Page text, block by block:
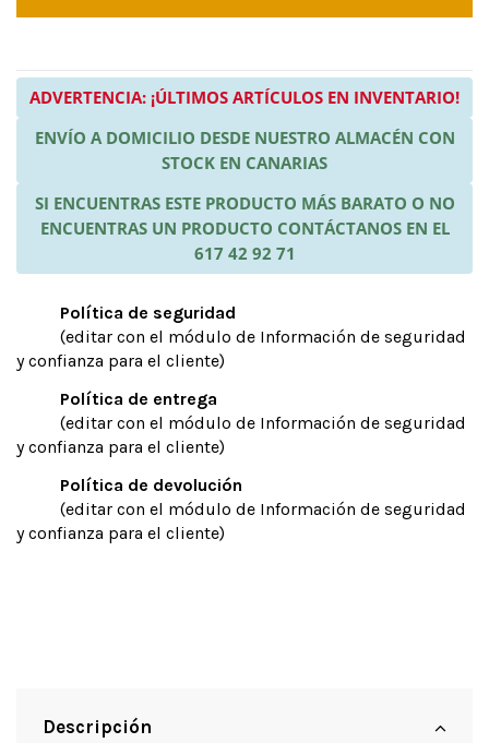
ADVERTENCIA: ¡ÚLTIMOS ARTÍCULOS EN INVENTARIO!
ENVÍO A DOMICILIO DESDE NUESTRO ALMACÉN CON
STOCK EN CANARIAS
SI ENCUENTRAS ESTE PRODUCTO MÁS BARATO O NO
ENCUENTRAS UN PRODUCTO CONTÁCTANOS EN EL
617 42 92 71
Política de seguridad
(editar con el módulo de Información de seguridad
y confianza para el cliente)
Política de entrega
(editar con el módulo de Información de seguridad
y confianza para el cliente)
Política de devolución
(editar con el módulo de Información de seguridad
y confianza para el cliente)
Descripción